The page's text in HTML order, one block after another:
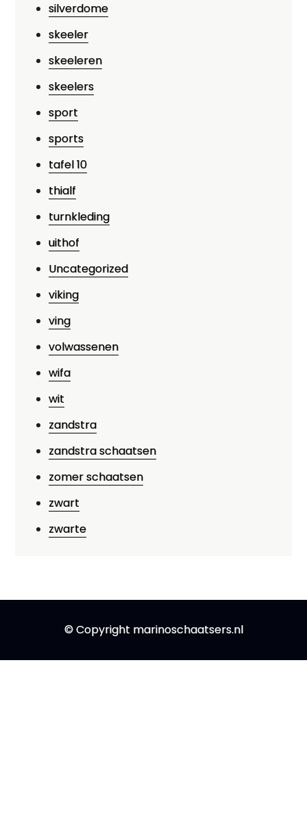
silverdome
skeeler
skeeleren
skeelers
sport
sports
tafel 10
thialf
turnkleding
uithof
Uncategorized
viking
ving
volwassenen
wifa
wit
zandstra
zandstra schaatsen
zomer schaatsen
zwart
zwarte
© Copyright marinoschaatsers.nl